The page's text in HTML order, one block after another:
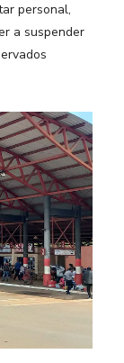
personal,
a suspender